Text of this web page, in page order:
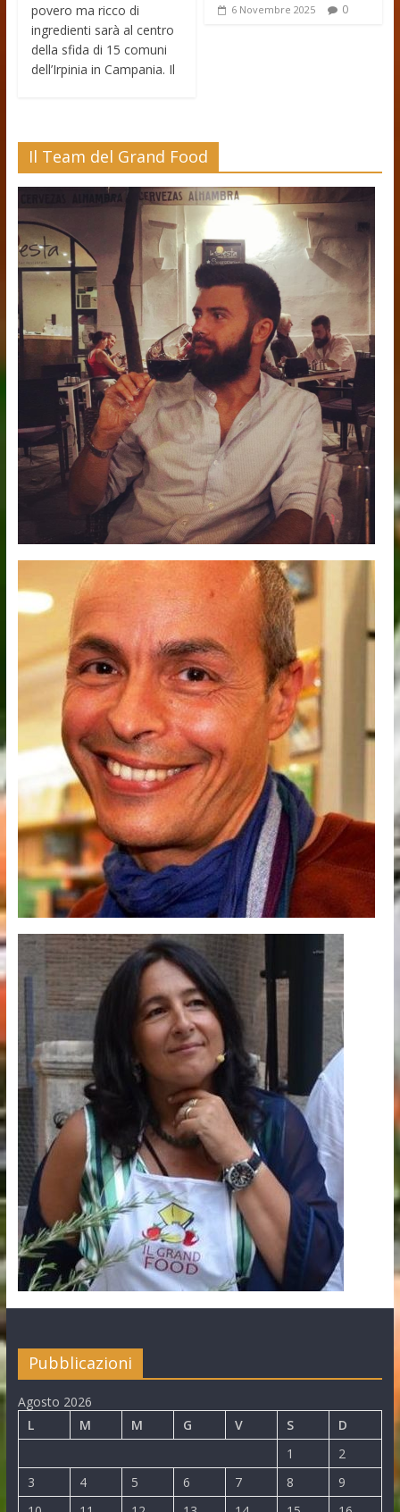
povero ma ricco di
ingredienti sarà al centro
della sfida di 15 comuni
dell’Irpinia in Campania. Il
6 Novembre 2025 0
Il Team del Grand Food
Pubblicazioni
Agosto 2026
L
M M G V S
D
1
2
3
4 5 6 7 8
9